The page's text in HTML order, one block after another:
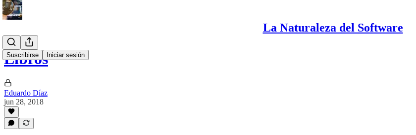
La Naturaleza del Software
Suscribirse Iniciar sesión
Libros
Eduardo Díaz
jun 28, 2018